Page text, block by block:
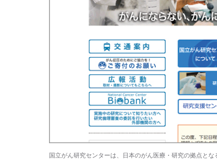
国立がん研究センターは、日本のがん医療・研究の拠点と